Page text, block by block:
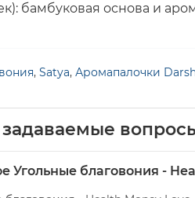
бамбуковая основа и
, Satya, Аромапалочки
задаваемые
Угольные благовония -